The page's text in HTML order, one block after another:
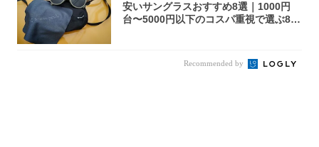
安いサングラスおすすめ8選｜1000円
台〜5000円以下のコスパ重視で選ぶ8本
Recommended by